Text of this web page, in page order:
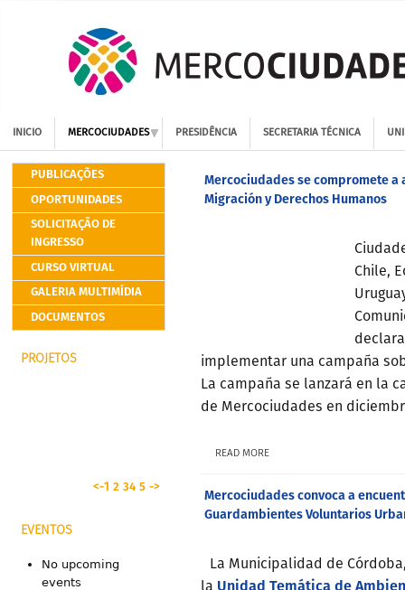
INICIO MERCOCIUDADES PRESIDÊNCIA SECRETARIA TÉCNICA
PUBLICAÇÕES
OPORTUNIDADES
SOLICITAÇÃO DE
INGRESSO
CURSO VIRTUAL
GALERIA MULTIMÍDIA
DOCUMENTOS
PROJETOS
<-1 2 34 5 ->
EVENTOS
No upcoming
events
Mercociudades se compromete a
Migración y Derechos Humanos
Chile,
implementar una campaña
La campaña se lanzará en la
de Mercociudades en
READ MORE
Mercociudades convoca a
Guardambientes Voluntarios
La Municipalidad de
la